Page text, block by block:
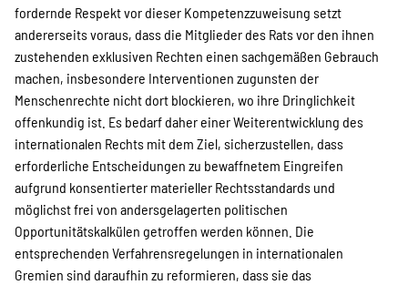
fordernde Respekt vor dieser Kompetenzzuweisung setzt
andererseits voraus, dass die Mitglieder des Rats vor den ihnen
zustehenden exklusiven Rechten einen sachgemäßen Gebrauch
machen, insbesondere Interventionen zugunsten der
Menschenrechte nicht dort blockieren, wo ihre Dringlichkeit
offenkundig ist. Es bedarf daher einer Weiterentwicklung des
internationalen Rechts mit dem Ziel, sicherzustellen, dass
erforderliche Entscheidungen zu bewaffnetem Eingreifen
aufgrund konsentierter materieller Rechtsstandards und
möglichst frei von andersgelagerten politischen
Opportunitätskalkülen getroffen werden können. Die
entsprechenden Verfahrensregelungen in internationalen
Gremien sind daraufhin zu reformieren, dass sie das